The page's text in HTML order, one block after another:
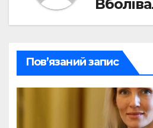
Пов’язаний запис